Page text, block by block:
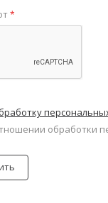
*
обработки